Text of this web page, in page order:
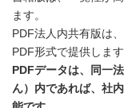
ます。
PDF法人内共有版は
PDF形式で提供します
PDFデータは、同一
ん）内であれば、社